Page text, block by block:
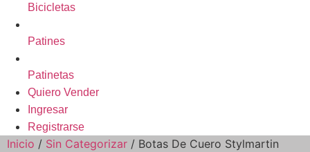
Bicicletas
Patines
Patinetas
Quiero Vender
Ingresar
Registrarse
Inicio / Sin Categorizar / Botas De Cuero Stylmartin